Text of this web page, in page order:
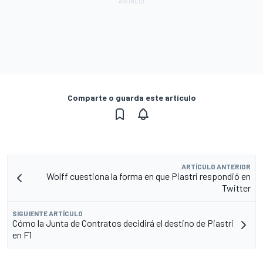
Comparte o guarda este artículo
ARTÍCULO ANTERIOR
Wolff cuestiona la forma en que Piastri respondió en
Twitter
SIGUIENTE ARTÍCULO
Cómo la Junta de Contratos decidirá el destino de Piastri
en F1